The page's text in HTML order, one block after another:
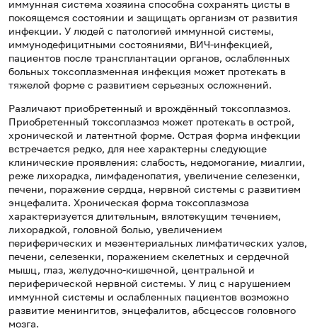
иммунная система хозяина способна сохранять цисты в
покоящемся состоянии и защищать организм от развития
инфекции. У людей с патологией иммунной системы,
иммунодефицитными состояниями, ВИЧ-инфекцией,
пациентов после трансплантации органов, ослабленных
больных токсоплазменная инфекция может протекать в
тяжелой форме с развитием серьезных осложнений.
Различают приобретенный и врождённый токсоплазмоз.
Приобретенный токсоплазмоз может протекать в острой,
хронической и латентной форме. Острая форма инфекции
встречается редко, для нее характерны следующие
клинические проявления: слабость, недомогание, миалгии,
реже лихорадка, лимфаденопатия, увеличение селезенки,
печени, поражение сердца, нервной системы с развитием
энцефалита. Хроническая форма токсоплазмоза
характеризуется длительным, вялотекущим течением,
лихорадкой, головной болью, увеличением
периферических и мезентериальных лимфатических узлов,
печени, селезенки, поражением скелетных и сердечной
мышц, глаз, желудочно-кишечной, центральной и
периферической нервной системы. У лиц с нарушением
иммунной системы и ослабленных пациентов возможно
развитие менингитов, энцефалитов, абсцессов головного
мозга.